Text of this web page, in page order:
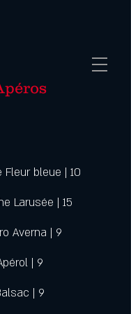
Fleur bleue | 10
Larusée | 15
Averna | 9
| 9
| 9